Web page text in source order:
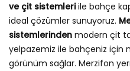
ve çit sistemleriile bahçe
ideal çözümler sunuyoruz.
sistemlerinden modern çit
yelpazemiz ile bahçeniz için
görünüm sağlar. Merzifon